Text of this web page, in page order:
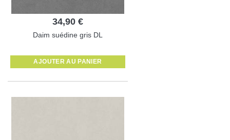
34,90 €
Daim suédine gris DL
AJOUTER AU PANIER